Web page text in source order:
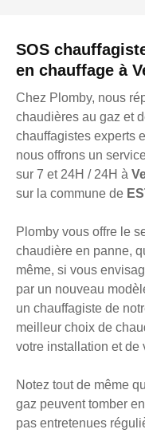
SOS
en chauffage à
Chez Plomby, nous
chaudières au gaz et
chauffagistes experts
nous offrons un
sur 7 et 24H / 24H à
sur la commune de
Plomby vous offre le
chaudière en panne,
même, si vous
par un nouveau
un chauffagiste de
meilleur choix de
votre installation et de
Notez tout de même
gaz peuvent tomber
pas entretenues